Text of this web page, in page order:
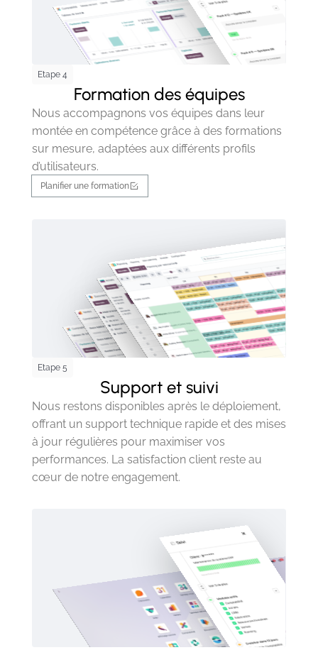
Etape 4
Formation des équipes
Nous accompagnons vos équipes dans leur
montée en compétence grâce à des formations
sur mesure, adaptées aux différents profils
d’utilisateurs.
Planifier une formation
Etape 5
Support et suivi
Nous restons disponibles après le déploiement,
offrant un support technique rapide et des mises
à jour régulières pour maximiser vos
performances. La satisfaction client reste au
cœur de notre engagement.